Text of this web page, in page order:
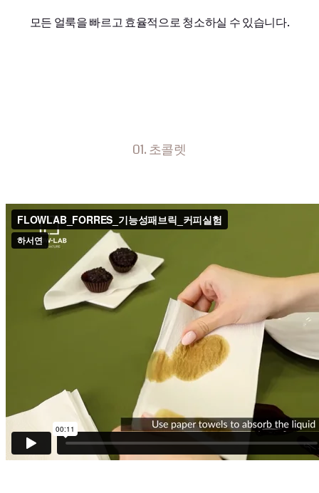
모든 얼룩을 빠르고 효율적으로 청소하실 수 있습니다.
01. 초콜렛